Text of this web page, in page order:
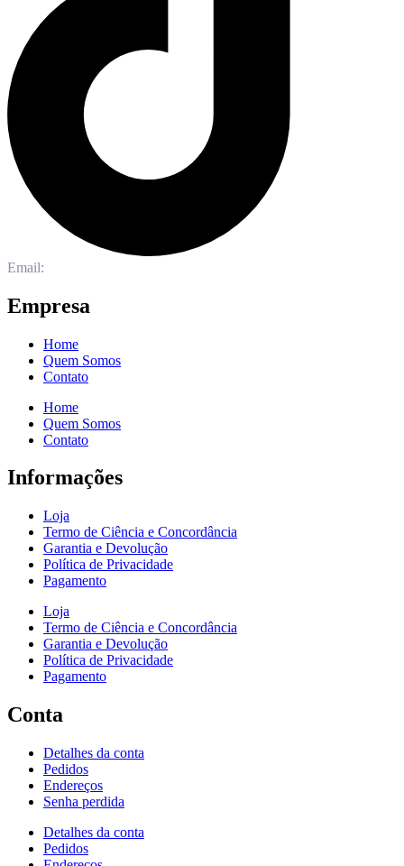
Email:
Empresa
Home
Quem Somos
Contato
Home
Quem Somos
Contato
Informações
Loja
Termo de Ciência e Concordância
Garantia e Devolução
Política de Privacidade
Pagamento
Loja
Termo de Ciência e Concordância
Garantia e Devolução
Política de Privacidade
Pagamento
Conta
Detalhes da conta
Pedidos
Endereços
Senha perdida
Detalhes da conta
Pedidos